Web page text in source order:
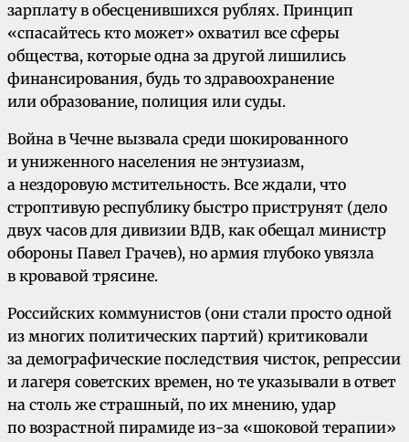
зарплату в обесценившихся рублях. Принцип
«спасайтесь кто может» охватил все сферы
общества, которые одна за другой лишились
финансирования, будь то здравоохранение
или образование, полиция или суды.
Война в Чечне вызвала среди шокированного
и униженного населения не энтузиазм,
а нездоровую мстительность. Все ждали, что
строптивую республику быстро приструнят (дело
двух часов для дивизии ВДВ, как обещал министр
обороны Павел Грачев), но армия глубоко увязла
в кровавой трясине.
Российских коммунистов (они стали просто одной
из многих политических партий) критиковали
за демографические последствия чисток, репрессии
и лагеря советских времен, но те указывали в ответ
на столь же страшный, по их мнению, удар
по возрастной пирамиде из-за «шоковой терапии»